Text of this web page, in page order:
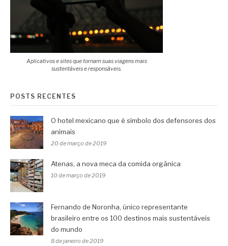
Aplicativos e sites que tornam suas viagens mais
sustentáveis e responsáveis.
POSTS RECENTES
O hotel mexicano que é símbolo dos defensores dos
animais
20 de março de 2019
Atenas, a nova meca da comida orgânica
10 de março de 2019
Fernando de Noronha, único representante
brasileiro entre os 100 destinos mais sustentáveis
do mundo
8 de janeiro de 2019